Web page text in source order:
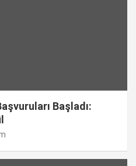
Başladı: